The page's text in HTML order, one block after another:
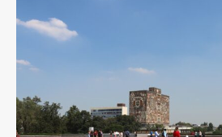
Empresa
Nosotros